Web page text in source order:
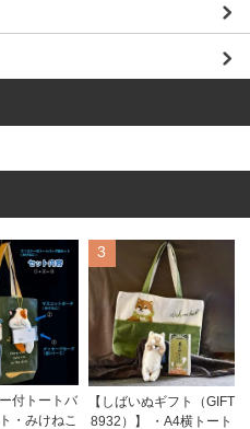
付トートバ
・みけねこ
3
【しばいぬギフト（GIFT
8932）】 ・A4横トート